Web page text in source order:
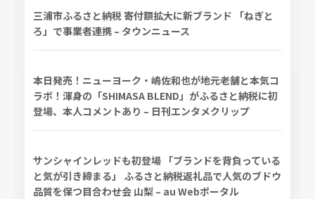
三浦市ふるさと納税 寄付額拡大に新ブランド 「ねぎと
ろ」で事業者連携 – タウンニュース
本日発売！ニューヨーク・嶋佐和也が地元老舗と本気コ
ラボ！渾身の「SHIMASA BLEND」がふるさと納税に初
登場、本人コメントあり – 日刊エンタメクリップ
サンシャインレッドも初登場 「ブランドを背負っている
と気が引き締まる」 ふるさと納税返礼品で人気のブドウ
品質を保つ目合わせ会 山梨 – au Webポータル